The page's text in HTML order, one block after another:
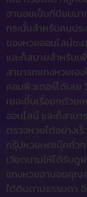
ฮานอยเป็นที่นิยมม
กระนั้นสำหรับคนปร
ของหวยออนไลน์ซะ
และก็สบายสำหรับเ
สามารถแทงหวยเอ
คอมพิวเตอร์ได้เล
เยอะขึ้นเรื่อยๆด้วย
ออนไลน์ และก็สาม
ตรวจหวยได้อย่างเ
กรุ๊ปหวยเฟซบุ๊คทั่ว
เวียดนามให้ได้รับดู
แทงหวยฮานอยคุณ
ใต้ดินตามธรรมดา